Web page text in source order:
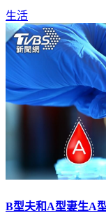
生活
B型夫和A型妻生A